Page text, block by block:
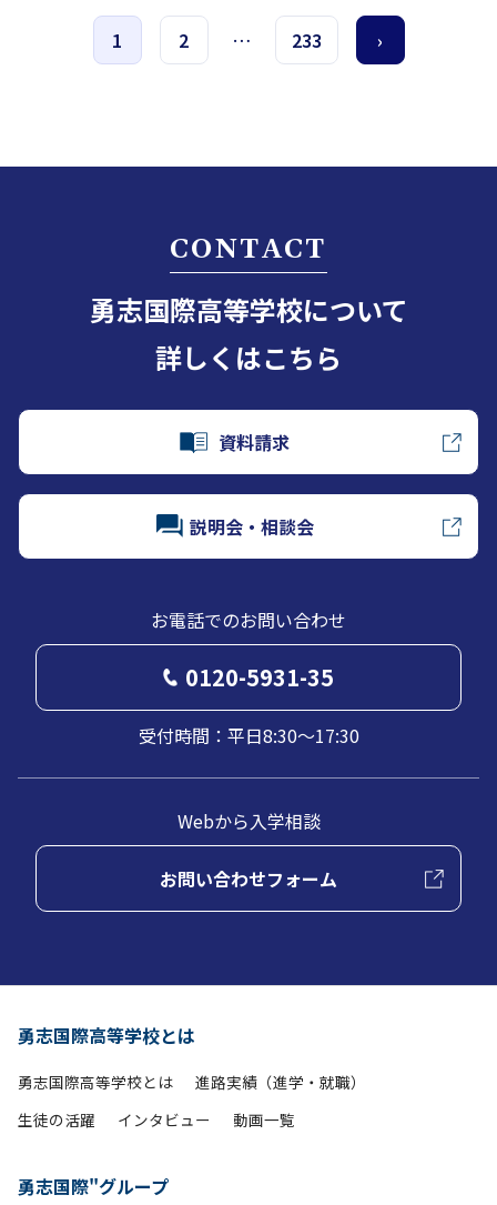
1 2 … 233 ›
CONTACT
勇志国際高等学校について
詳しくはこちら
資料請求
説明会・相談会
お電話でのお問い合わせ
0120-5931-35
受付時間：平日8:30～17:30
Webから入学相談
お問い合わせフォーム
勇志国際高等学校とは
勇志国際高等学校とは
進路実績（進学・就職）
生徒の活躍
インタビュー 動画一覧
勇志国際"グループ